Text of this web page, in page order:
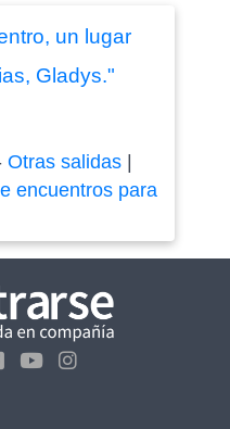
un lugar
Gladys."
Otras salidas|
encuentros para